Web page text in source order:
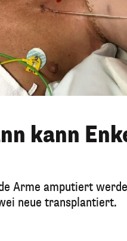
kann
Arme amputiert
neue transplantiert.